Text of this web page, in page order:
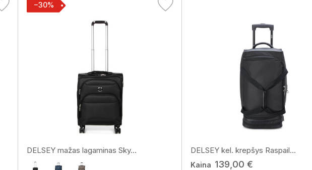
−30%
DELSEY mažas lagaminas Sky... DELSEY kel. krepšys Raspail...
Kaina 139,00 €